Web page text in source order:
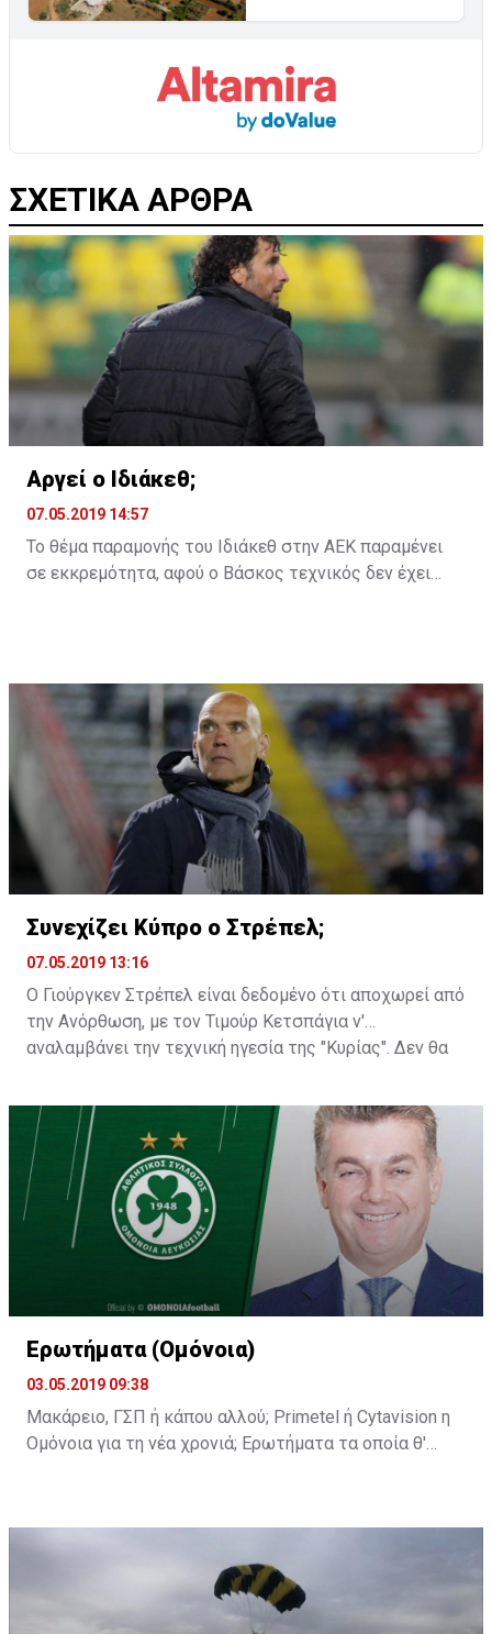
ΣΧΕΤΙΚΑ ΑΡΘΡΑ
Αργεί ο Ιδιάκεθ;
07.05.2019 14:57
Το θέμα παραμονής του Ιδιάκεθ στην ΑΕΚ παραμένει
σε εκκρεμότητα, αφού ο Βάσκος τεχνικός δεν έχει
Συνεχίζει Κύπρο ο Στρέπελ;
07.05.2019 13:16
Ο Γιούργκεν Στρέπελ είναι δεδομένο ότι αποχωρεί από
την Ανόρθωση, με τον Τιμούρ Κετσπάγια ν'
αναλαμβάνει την τεχνική ηγεσία της "Κυρίας". Δεν θα
ομάδα...
Ερωτήματα (Ομόνοια)
03.05.2019 09:38
Μακάρειο, ΓΣΠ ή κάπου αλλού; Primetel ή Cytavision η
Ομόνοια για τη νέα χρονιά; Ερωτήματα τα οποία θ'